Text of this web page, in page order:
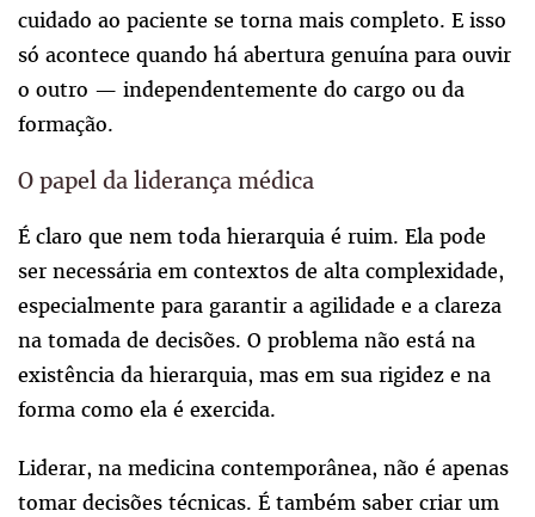
cuidado ao paciente se torna mais completo. E isso
só acontece quando há abertura genuína para ouvir
o outro — independentemente do cargo ou da
formação.
O papel da liderança médica
É claro que nem toda hierarquia é ruim. Ela pode
ser necessária em contextos de alta complexidade,
especialmente para garantir a agilidade e a clareza
na tomada de decisões. O problema não está na
existência da hierarquia, mas em sua rigidez e na
forma como ela é exercida.
Liderar, na medicina contemporânea, não é apenas
tomar decisões técnicas. É também saber criar um